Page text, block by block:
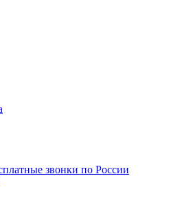
звонки по России